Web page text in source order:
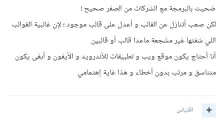
ضحيت بالبرمجة مع الشركات من الصفر صحيح !
لكن صعب أتنازل عن القالب و أعدل على قالب موجود ؛ لإن غالبية القوالب
اللي شفتها غير مشجعة ماعدا قالب أو قالبين
أنا أحتاج يكون موقع ويب و تطبيقات للأندرويد و الأيفون و أبغى يكون
متناسق و مرتب بدون أخطاء و هذا غاية إهتمامي
اقتباس